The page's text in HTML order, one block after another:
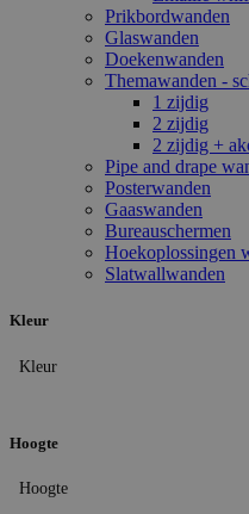
Prikbordwanden
Glaswanden
Doekenwanden
Themawanden -
1 zijdig
2 zijdig
2 zijdig +
Pipe and drape
Posterwanden
Gaaswanden
Bureauschermen
Hoekoplossingen
Slatwallwanden
Kleur
Kleur
Hoogte
Hoogte